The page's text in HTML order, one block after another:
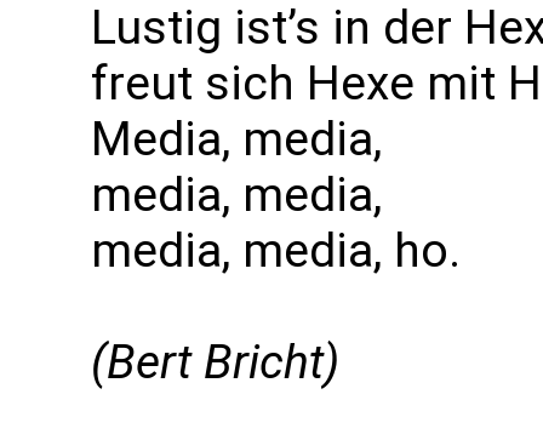
Lustig ist’s in der
freut sich Hexe mit
Media, media,
media, media,
media, media, ho.
(Bert Bricht)